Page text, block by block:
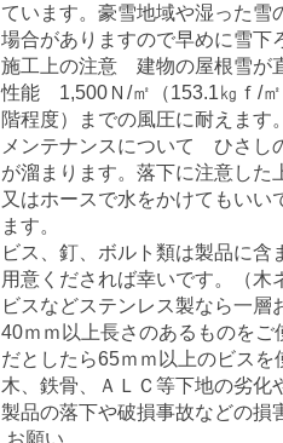
ています。豪雪地域や湿った雪
場合がありますので早めに雪下
施工上の注意 建物の屋根雪が
性能 1,500Ｎ/㎡（153.1㎏ｆ/
階程度）までの風圧に耐えます
メンテナンスについて ひさし
が溜まります。落下に注意した
又はホースで水をかけてもい
ます。
ビス、釘、ボルト類は製品に
用意くだされば幸いです。（
ビスなどステンレス製なら一
40ｍｍ以上長さのあるものを
だとしたら65ｍｍ以上のビスを
木、鉄骨、ＡＬＣ等下地の劣化
製品の落下や破損事故などの損
お願い